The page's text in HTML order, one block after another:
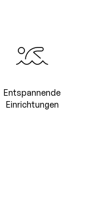
Entspannende
Einrichtungen